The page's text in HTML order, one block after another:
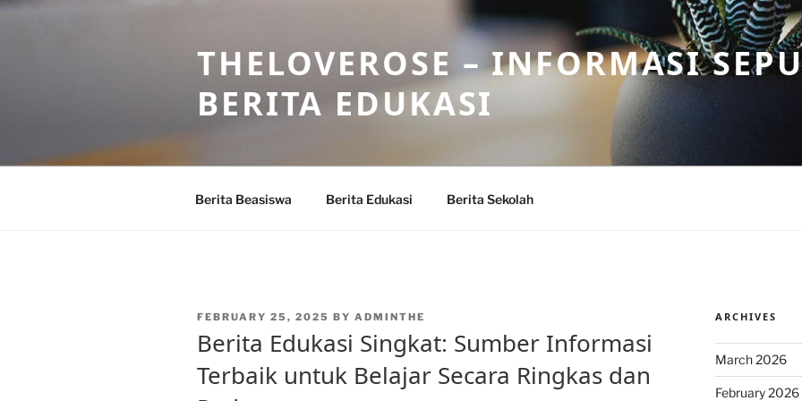
Skip
THELOVEROSE – INFORMASI
BERITA EDUKASI
Berita Beasiswa Berita Edukasi Berita Sekolah
POSTED
FEBRUARY 25, 2025 BY ADMINTHE
Berita Edukasi Singkat: Sumber Informasi
Terbaik untuk Belajar Secara Ringkas dan
ARCHIVES
March 2026
February 2026